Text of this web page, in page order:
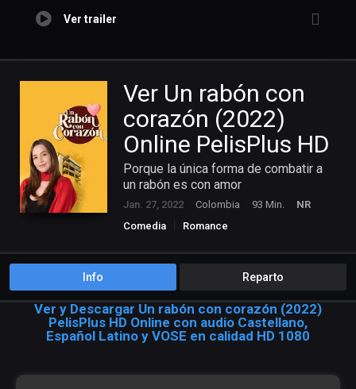
Ver trailer
Ver Un rabón con
corazón (2022)
Online PelisPlus HD
Porque la única forma de combatir a
un rabón es con amor
Jan. 27, 2022 Colombia 93 Min.
NR
Comedia
Romance
Info Reparto
Ver y Descargar Un rabón con corazón (2022)
PelisPlus HD Online con audio Castellano,
Español Latino y VOSE en calidad HD 1080